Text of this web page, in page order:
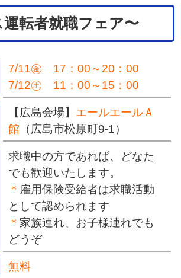
運転者就職フェア〜
7/11㊎ 17：00～20：00
7/12㊏ 11：00～15：00
【広島会場】 エールエールＡ
館（広島市松原町9-1）
求職中の方であれば、どなた
でも歓迎いたします。
＊ 雇用保険受給者は求職活動
として認められます
＊ 家族連れ、お子様連れでも
どうぞ
無料